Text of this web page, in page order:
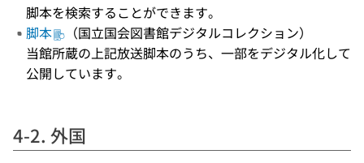
脚本を検索することができます。
脚本
（国立国会図書館デジタルコレクション）
当館所蔵の上記放送脚本のうち、一部をデジタル化して
公開しています。
4-2. 外国